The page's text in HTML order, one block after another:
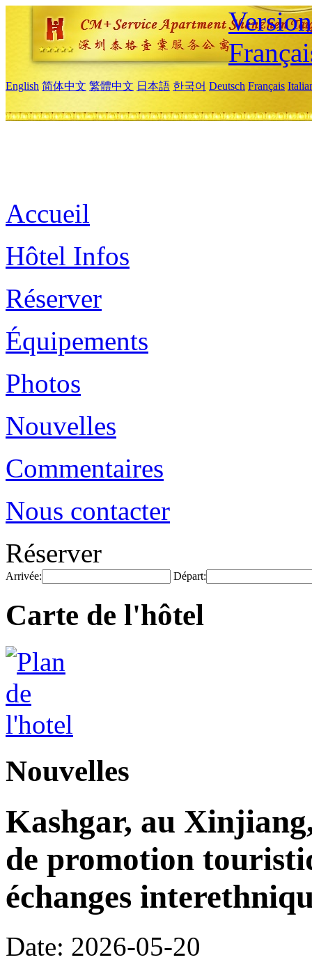
English 简体中文 繁體中文 日本語 한국어 Deutsch Français
Accueil
Hôtel Infos
Réserver
Équipements
Photos
Nouvelles
Commentaires
Nous contacter
Réserver
Arrivée: Départ:
Carte de l'hôtel
Nouvelles
Kashgar, au
de promotion
échanges
Date: 2026-05-20